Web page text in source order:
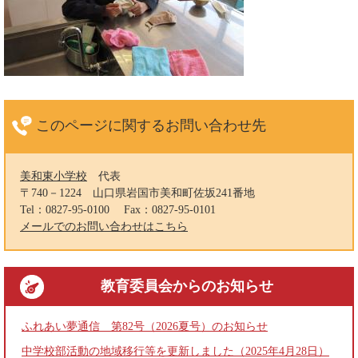
このページに関するお問い合わせ先
美和東小学校
代表
〒740－1224
山口県岩国市美和町佐坂241番地
Tel：0827-95-0100
Fax：0827-95-0101
メールでのお問い合わせはこちら
教育委員会からのお知らせ
ふれあい夢通信 第82号（2026夏号）のお知らせ
中学校部活動の地域移行等を更新しました（2025年4月28日）